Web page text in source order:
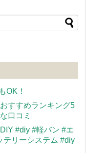
OK！
すすめランキング5
口コミ
#diy #軽バン #エ
テリーシステム #diy